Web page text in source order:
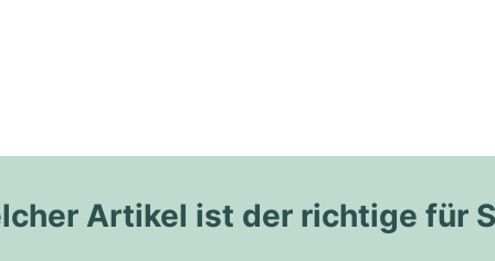
Artikel ist der richtige für